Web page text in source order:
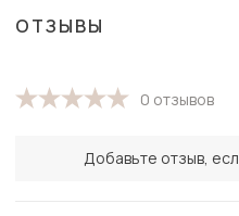
ОТЗЫВЫ
0 отзывов
Добавьте отзыв,